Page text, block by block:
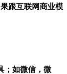
跟互联网商业模
；如微信，微